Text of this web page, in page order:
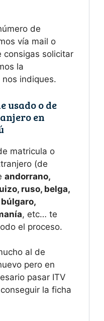
de
vía mail o
consigas solicitar
la
indiques.
usado o de
en
matricula o
(de
andorrano,
ruso, belga,
, etc… te
el proceso.
al de
pero en
pasar ITV
la ficha